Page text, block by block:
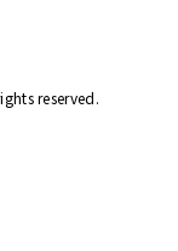
reserved.